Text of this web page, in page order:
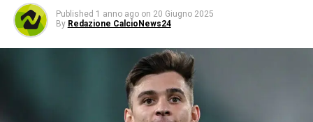
Published 1 anno ago on 20 Giugno 2025
By Redazione CalcioNews24